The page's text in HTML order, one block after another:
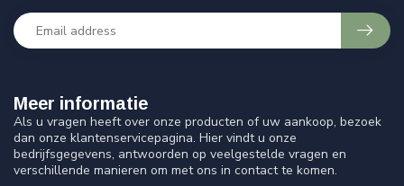
Meer informatie
Als u vragen heeft over onze producten of uw aankoop, bezoek
dan onze klantenservicepagina. Hier vindt u onze
bedrijfsgegevens, antwoorden op veelgestelde vragen en
verschillende manieren om met ons in contact te komen.